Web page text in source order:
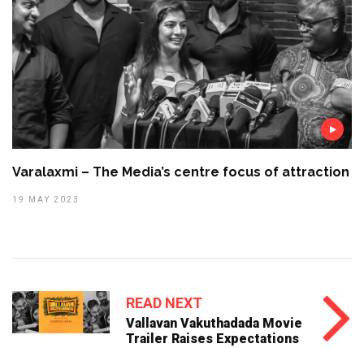
Varalaxmi – The Media’s centre focus of attraction
19 MAY 2023
READ NEXT
Vallavan Vakuthadada Movie
Trailer Raises Expectations